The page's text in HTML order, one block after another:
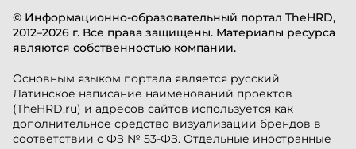
© Информационно-образовательный портал TheHRD,
2012–2026 г. Все права защищены. Материалы ресурса
являются собственностью компании.
Основным языком портала является русский.
Латинское написание наименований проектов
(TheHRD.ru) и адресов сайтов используется как
дополнительное средство визуализации брендов в
соответствии с ФЗ № 53-ФЗ. Отдельные иностранные